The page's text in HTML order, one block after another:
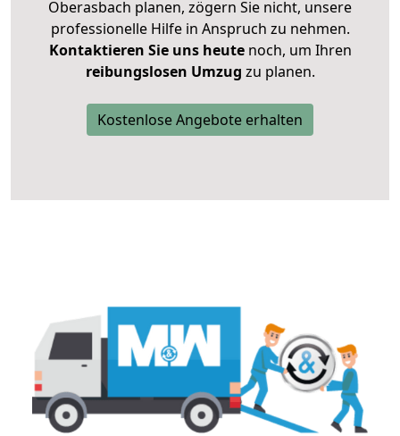
Oberasbach planen, zögern Sie nicht, unsere
professionelle Hilfe in Anspruch zu nehmen.
Kontaktieren Sie uns heutenoch, um Ihren
reibungslosen Umzug zu planen.
Kostenlose Angebote erhalten